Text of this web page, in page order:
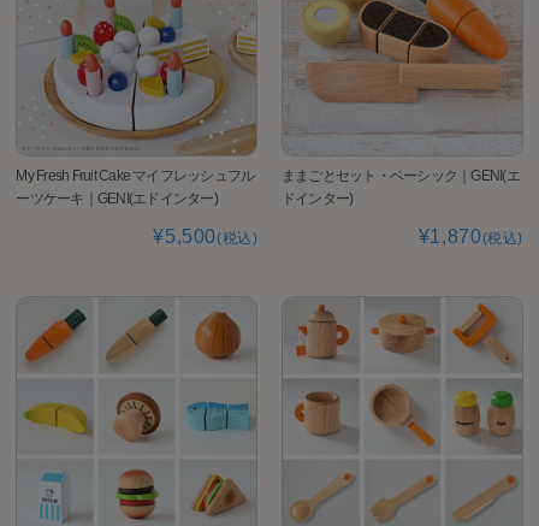
My Fresh Fruit Cake マイフレッシュフル
ーツケーキ｜GENI(エドインター)
¥5,500(税込)
ままごとセット・ベーシック｜GENI(エ
ドインター)
¥1,870(税込)